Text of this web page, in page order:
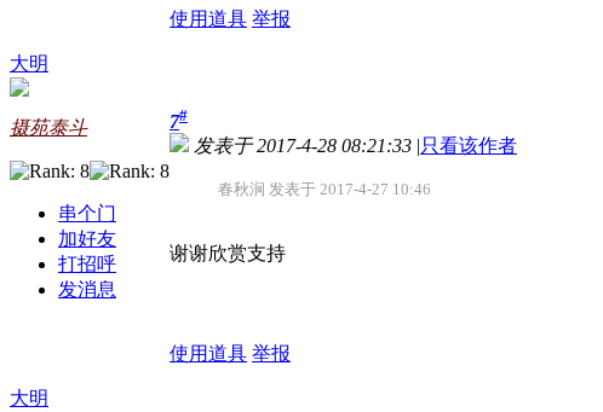
使用道具 举报
大明
摄苑泰斗
串个门
加好友
打招呼
发消息
7#
发表于 2017-4-28 08:21:33 |只看该作者
春秋涧 发表于 2017-4-27 10:46
谢谢欣赏支持
使用道具 举报
大明